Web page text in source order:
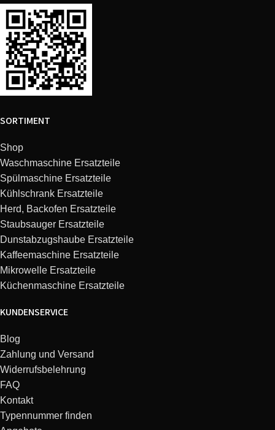
SORTIMENT
Shop
Waschmaschine Ersatzteile
Spülmaschine Ersatzteile
Kühlschrank Ersatzteile
Herd, Backofen Ersatzteile
Staubsauger Ersatzteile
Dunstabzugshaube Ersatzteile
Kaffeemaschine Ersatzteile
Mikrowelle Ersatzteile
Küchenmaschine Ersatzteile
KUNDENSERVICE
Blog
Zahlung und Versand
Widerrufsbelehrung
FAQ
Kontakt
Typennummer finden